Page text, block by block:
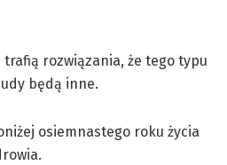
trafią rozwiązania, że tego typu
będą inne.
osiemnastego roku życia